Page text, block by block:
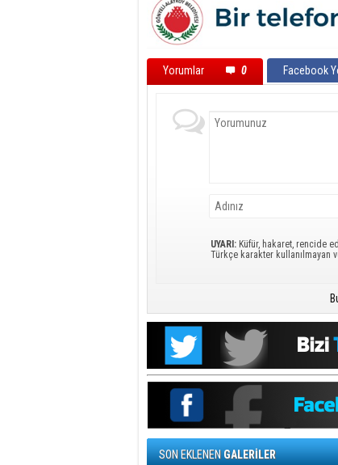
Yorumlar 0 Facebook
UYARI: Küfür, hakaret, rencide
Türkçe karakter kullanılmayan
SON EKLENENGALERİLER